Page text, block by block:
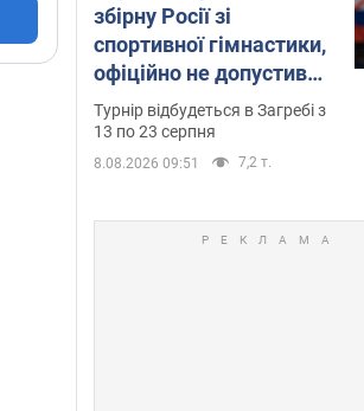
збірну Росії зі
спортивної гімнастики,
офіційно не допустивши
до чемпіонату Європи
основних спортсменів
Турнір відбудеться в Загребі з
13 по 23 серпня
8.08.2026 09:51 7,2 т.